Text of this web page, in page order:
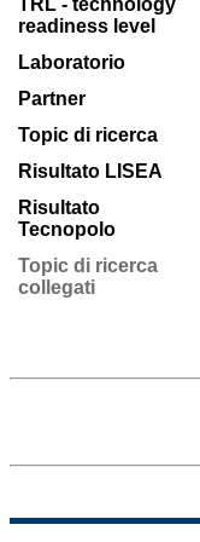
TRL - technology
readiness level
Laboratorio
Partner
Topic di ricerca
Risultato LISEA
Risultato
Tecnopolo
Topic di ricerca
collegati